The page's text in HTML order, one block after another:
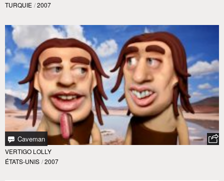
TURQUIE / 2007
Caveman
VERTIGO LOLLY
ÉTATS-UNIS / 2007